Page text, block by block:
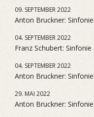
09. SEPTEMBER 2022
Anton Bruckner:
04. SEPTEMBER 2022
Franz Schubert:
04. SEPTEMBER 2022
Anton Bruckner:
29. MAI 2022
Anton Bruckner: